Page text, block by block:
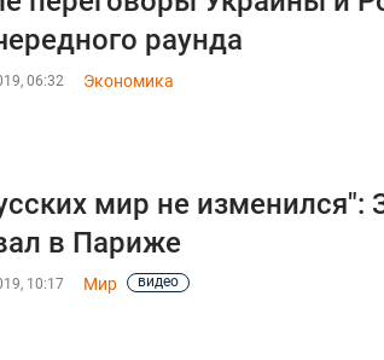
раунда
06:32 Экономика
мир не изменился":
в Париже
10:17 Мир видео